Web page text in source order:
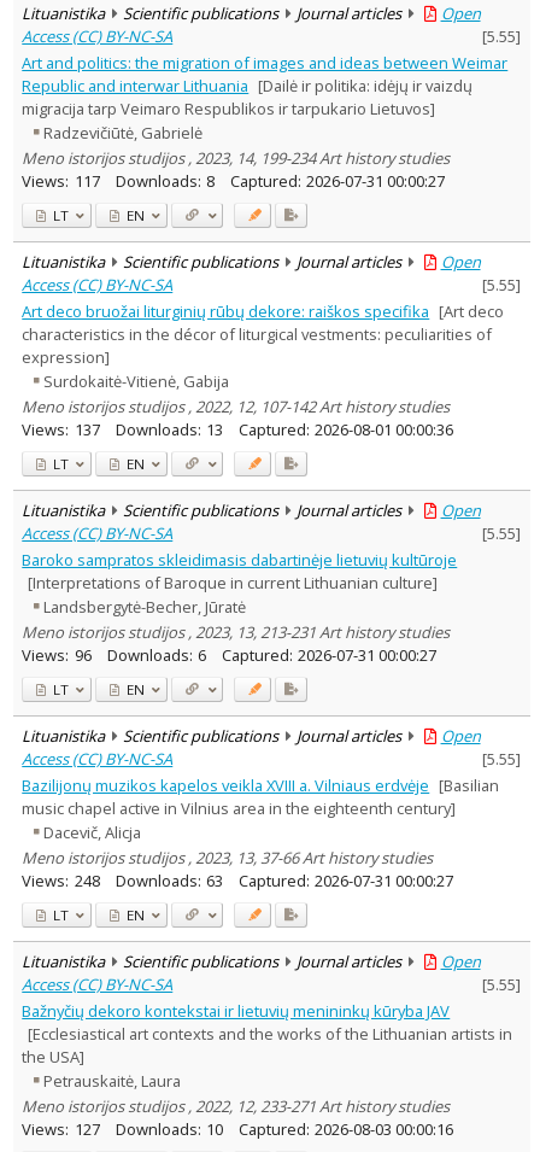
Lituanistika Scientific publications Journal articles
Open
Access (CC) BY-NC-SA
[5.55]
Art and politics: the migration of images and ideas between Weimar
Republic and interwar Lithuania [Dailė ir politika: idėjų ir vaizdų
migracija tarp Veimaro Respublikos ir tarpukario Lietuvos]
Radzevičiūtė, Gabrielė
Meno istorijos studijos , 2023, 14, 199-234 Art history studies
Views: 117 Downloads: 8 Captured: 2026-07-31 00:00:27
LT EN
Lituanistika Scientific publications Journal articles
Open
Access (CC) BY-NC-SA
[5.55]
Art deco bruožai liturginių rūbų dekore: raiškos specifika [Art deco
characteristics in the décor of liturgical vestments: peculiarities of
expression]
Surdokaitė-Vitienė, Gabija
Meno istorijos studijos , 2022, 12, 107-142 Art history studies
Views: 137 Downloads: 13 Captured: 2026-08-01 00:00:36
LT EN
Lituanistika Scientific publications Journal articles
Open
Access (CC) BY-NC-SA
[5.55]
Baroko sampratos skleidimasis dabartinėje lietuvių kultūroje
[Interpretations of Baroque in current Lithuanian culture]
Landsbergytė-Becher, Jūratė
Meno istorijos studijos , 2023, 13, 213-231 Art history studies
Views: 96 Downloads: 6 Captured: 2026-07-31 00:00:27
LT EN
Lituanistika Scientific publications Journal articles
Open
Access (CC) BY-NC-SA
[5.55]
Bazilijonų muzikos kapelos veikla XVIII a. Vilniaus erdvėje [Basilian
music chapel active in Vilnius area in the eighteenth century]
Dacevič, Alicja
Meno istorijos studijos , 2023, 13, 37-66 Art history studies
Views: 248 Downloads: 63 Captured: 2026-07-31 00:00:27
LT EN
Lituanistika Scientific publications Journal articles
Open
Access (CC) BY-NC-SA
[5.55]
Bažnyčių dekoro kontekstai ir lietuvių menininkų kūryba JAV
[Ecclesiastical art contexts and the works of the Lithuanian artists in
the USA]
Petrauskaitė, Laura
Meno istorijos studijos , 2022, 12, 233-271 Art history studies
Views: 127 Downloads: 10 Captured: 2026-08-03 00:00:16